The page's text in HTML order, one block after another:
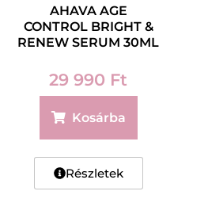
AHAVA AGE
CONTROL BRIGHT &
RENEW SERUM 30ML
29 990 Ft
Kosárba
Részletek